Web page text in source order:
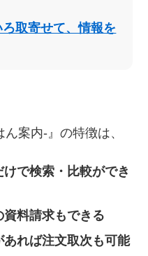
取寄せて、情報を
案内‐』の特徴は、
で検索・比較ができ
料請求もできる
れば注文取次も可能